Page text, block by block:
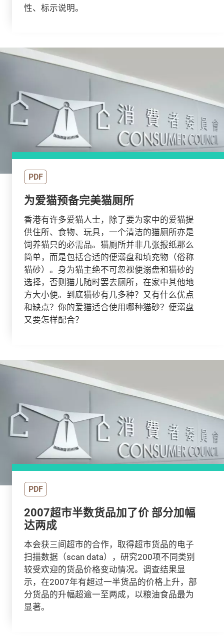
性、标示说明。
PDF
为爱猫预备完美猫厕所
香港有许多爱猫人士，除了要为家中的爱猫提
供住所、食物、玩具，一个清洁的猫厕所亦是
饲养猫只的必需品。猫厕所并非几张报纸那么
简单，而是包括合适的便溺盘和填充物（俗称
猫砂）。身为猫主绝不可忽视便溺盘和猫砂的
选择，否则猫儿随时罢去厕所，在家中其他地
方大小便。到底猫砂有几多种？又有什么优点
和缺点？你的爱猫适合使用哪种猫砂？便溺盘
又要怎样配合？
PDF
2007超市半数货品加了价 部分加幅
达两成
本会获三间超市的合作，取得超市货品的电子
扫描数据（scan data），研究200项不同类别
较受欢迎的货品价格变动情况。调查结果显
示，在2007年有超过一半货品的价格上升，部
分货品的升幅超逾一至两成，以粮油食品最为
显著。